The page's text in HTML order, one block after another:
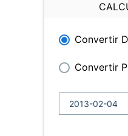
Convertir
Convertir